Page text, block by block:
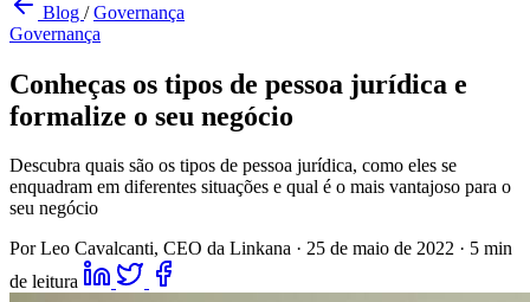
Blog /Governança
Governança
Conheças os tipos de pessoa jurídica e
formalize o seu negócio
Descubra quais são os tipos de pessoa jurídica, como eles se
enquadram em diferentes situações e qual é o mais vantajoso para o
seu negócio
Por Leo Cavalcanti, CEO da Linkana · 25 de maio de 2022 · 5 min
de leitura